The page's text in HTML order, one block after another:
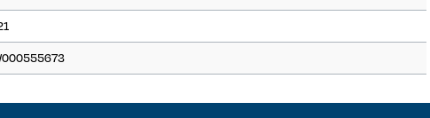
000555673